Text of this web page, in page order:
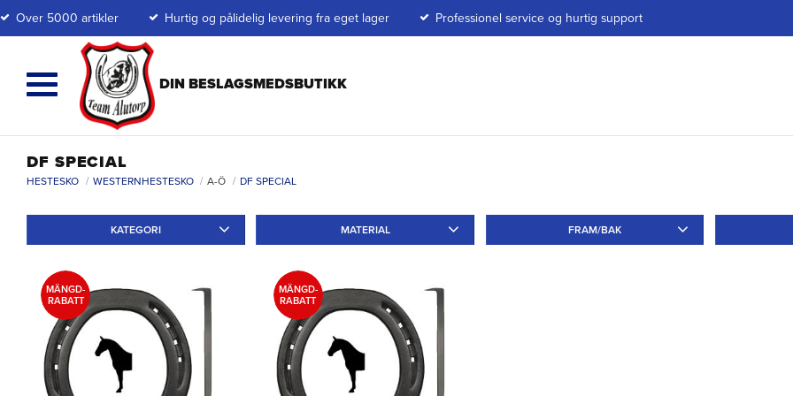
Over 5000 artikler Hurtig og pålidelig levering fra eget lager Professionel service og hurtig support
DF SPECIAL
HESTESKO WESTERNHESTESKO A-Ö DF SPECIAL
KATEGORI MATERIAL FRAM/BAK
MÄNGD-
RABATT
MÄNGD-
RABATT